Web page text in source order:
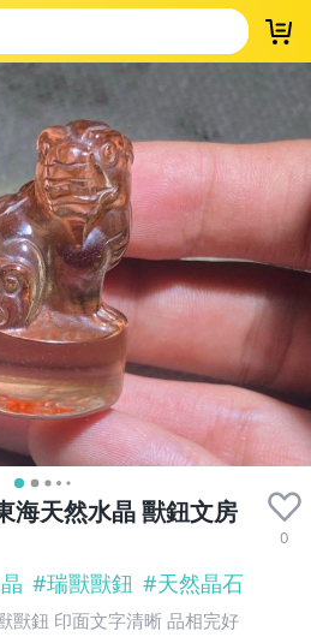
海天然水晶 獸鈕文房
0
#瑞獸獸鈕 #天然晶石
獸鈕 印面文字清晰 品相完好